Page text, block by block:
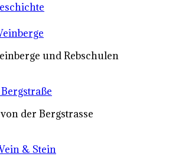
und Rebschulen
der Bergstrasse
& Stein